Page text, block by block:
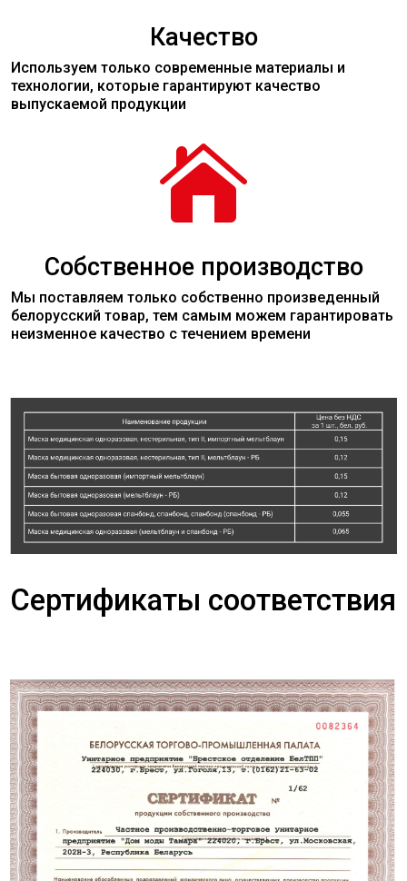
Качество
Используем только современные материалы и
технологии, которые гарантируют качество
выпускаемой продукции

Собственное производство
Мы поставляем только собственно произведенный
белорусский товар, тем самым можем гарантировать
неизменное качество с течением времени
Сертификаты соответствия